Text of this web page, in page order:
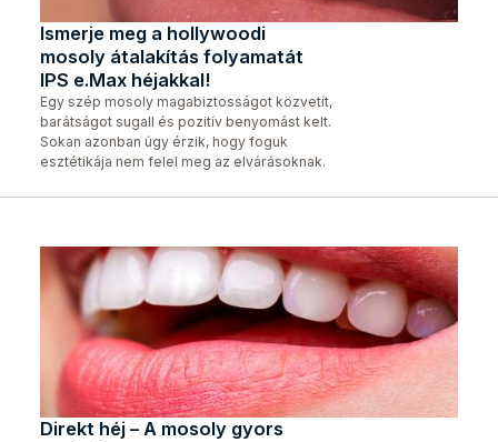
Ismerje meg a hollywoodi
mosoly átalakítás folyamatát
IPS e.Max héjakkal!
Egy szép mosoly magabiztosságot közvetít,
barátságot sugall és pozitív benyomást kelt.
Sokan azonban úgy érzik, hogy foguk
esztétikája nem felel meg az elvárásoknak.
Direkt héj – A mosoly gyors